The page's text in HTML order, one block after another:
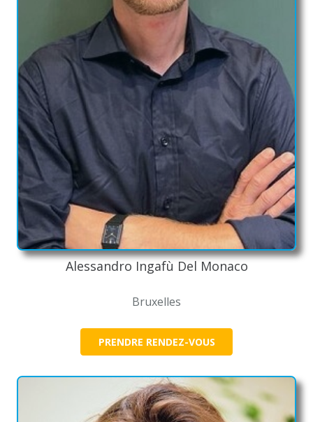
Alessandro Ingafù Del Monaco
Bruxelles
PRENDRE RENDEZ-VOUS